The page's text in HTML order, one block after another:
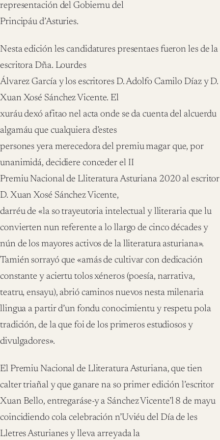
representación del Gobiernu del
Principáu d’Asturies.
Nesta edición les candidatures presentaes fueron les de la
escritora Dña. Lourdes
Álvarez García y los escritores D. Adolfo Camilo Díaz y D.
Xuan Xosé Sánchez Vicente. El
xuráu dexó afitao nel acta onde se da cuenta del alcuerdu
algamáu que cualquiera d’estes
persones yera merecedora del premiu magar que, por
unanimidá, decidiere conceder el II
Premiu Nacional de Lliteratura Asturiana 2020 al escritor
D. Xuan Xosé Sánchez Vicente,
darréu de «la so trayeutoria intelectual y lliteraria que lu
convierten nun referente a lo llargo de cinco décades y
nún de los mayores activos de la lliteratura asturiana».
Tamién sorrayó que «amás de cultivar con dedicación
constante y aciertu tolos xéneros (poesía, narrativa,
teatru, ensayu), abrió caminos nuevos nesta milenaria
llingua a partir d’un fondu conocimientu y respetu pola
tradición, de la que foi de los primeros estudiosos y
divulgadores».
El Premiu Nacional de Lliteratura Asturiana, que tien
calter triañal y que ganare na so primer edición l’escritor
Xuan Bello, entregaráse-y a Sánchez Vicente’l 8 de mayu
coincidiendo cola celebración n’Uviéu del Día de les
Lletres Asturianes y lleva arreyada la